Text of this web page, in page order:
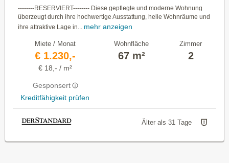
--------RESERVIERT-------- Diese gepflegte und moderne Wohnung
überzeugt durch ihre hochwertige Ausstattung, helle Wohnräume und
ihre attraktive Lage in...
mehr anzeigen
Miete / Monat
€ 1.230,-
€ 18,- / m²
Gesponsert
Kreditfähigkeit prüfen
Wohnfläche
67 m²
Zimmer
2
Älter als 31 Tage